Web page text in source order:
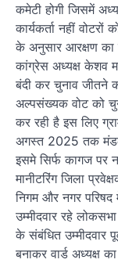
कमेटी होगी जिसमें
कार्यकर्ता नहीं
के अनुसार आरक्षण का
कांग्रेस अध्यक्ष केशव
बंदी कर चुनाव जीतने
अल्पसंख्यक वोट को
कर रही है इस लिए
अगस्त 2025 तक मंडल
इसमे सिर्फ कागज पर
मानीटरिंग जिला
निगम और नगर परिषद
उम्मीदवार रहे
के संबंधित उम्मीदवार
बनाकर वार्ड अध्यक्ष